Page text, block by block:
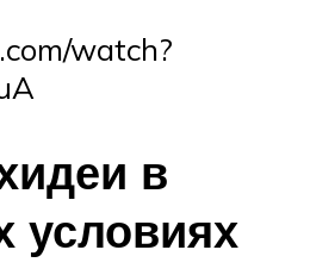
watch?
в
условиях